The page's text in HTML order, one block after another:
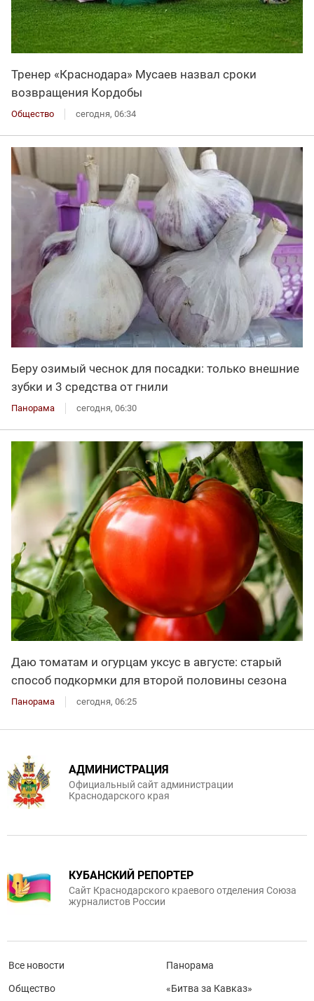
Тренер «Краснодара» Мусаев назвал сроки
возвращения Кордобы
Общество сегодня, 06:34
Беру озимый чеснок для посадки: только внешние
зубки и 3 средства от гнили
Панорама сегодня, 06:30
Даю томатам и огурцам уксус в августе: старый
способ подкормки для второй половины сезона
Панорама сегодня, 06:25
АДМИНИСТРАЦИЯ
Официальный сайт администрации
Краснодарского края
КУБАНСКИЙ РЕПОРТЕР
Сайт Краснодарского краевого отделения Союза
журналистов России
Все новости
Общество
Панорама
«Битва за Кавказ»